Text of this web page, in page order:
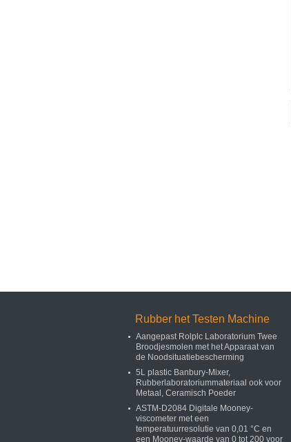
Rubber het Testen Machine
Aangepast Rolplc Laboratorium Twee
Broodjesmolen met het Apparaat van
de Noodsituatiebescherming
5L plastic Banbury-Mixer,
Rubberlaboratoriummateriaal ook voor
Metaal, Ceramisch Poeder
ASTM-D2084 Digitale Mooney-
viscometer met een
temperatuurresolutie van 0,01 °C en
een Mooney-waarde van 0 tot 200 voor